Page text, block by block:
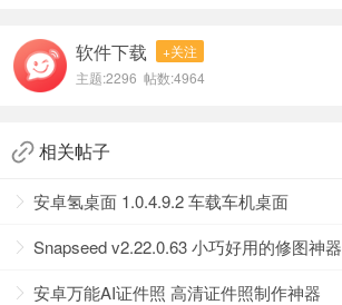
软件下载
+关注
主题:2296 帖数:4964
相关帖子
安卓氢桌面 1.0.4.9.2 车载车机桌面
Snapseed v2.22.0.63 小巧好用的修图神器
安卓万能AI证件照 高清证件照制作神器